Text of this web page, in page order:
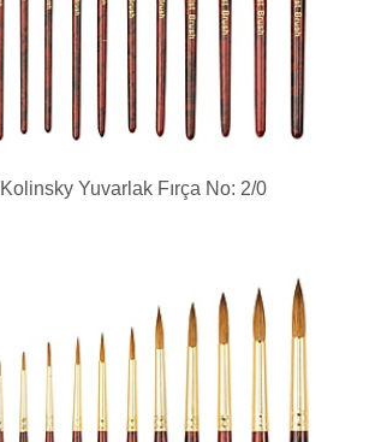
Yuvarlak Fırça No: 2/0